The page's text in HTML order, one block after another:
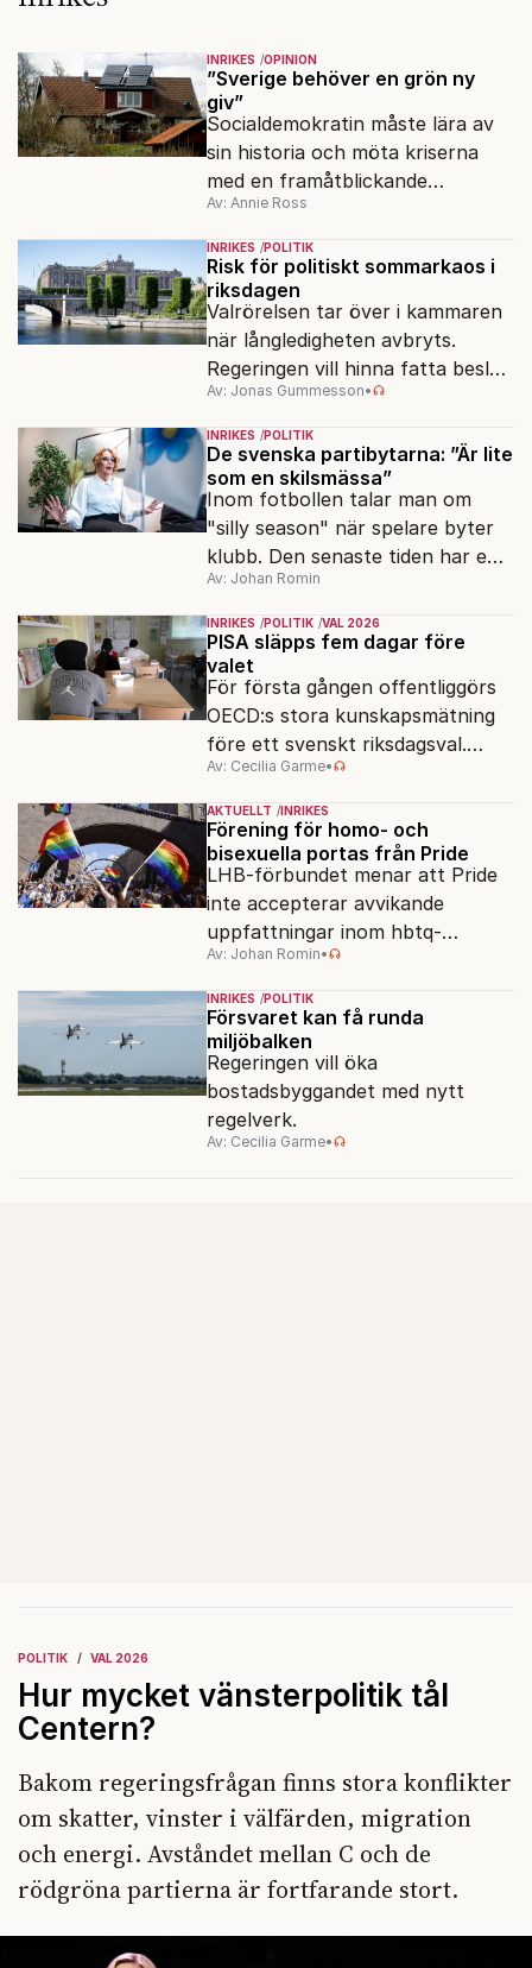
INRIKES OPINION
”Sverige behöver en grön ny
giv”
Socialdemokratin måste lära av
sin historia och möta kriserna
med en framåtblickande
strukturpolitik för att göra
Sverige långsiktigt hållbart,
jämlikt och kriståligt.
Av: Annie Ross
INRIKES POLITIK
Risk för politiskt sommarkaos i
riksdagen
Valrörelsen tar över i kammaren
när långledigheten avbryts.
Regeringen vill hinna fatta beslut
före valet – men oppositionen
ser sin chans att pressa
Tidösidan.
Av: Jonas Gummesson•
INRIKES POLITIK
De svenska partibytarna: ”Är lite
som en skilsmässa”
Inom fotbollen talar man om
"silly season" när spelare byter
klubb. Den senaste tiden har en
rad svenska politiker bytt parti –
men varför, och vad skiljer
partiernas interna kulturer åt?
Av: Johan Romin
INRIKES POLITIK VAL 2026
PISA släpps fem dagar före
valet
För första gången offentliggörs
OECD:s stora kunskapsmätning
före ett svenskt riksdagsval.
Resultatet kan ge skolfrågan ny
kraft under valrörelsens sista
dagar.
Av: Cecilia Garme•
AKTUELLT INRIKES
Förening för homo- och
bisexuella portas från Pride
LHB-förbundet menar att Pride
inte accepterar avvikande
uppfattningar inom hbtq-
rörelsen. "Vi har inga problem
med transpersoner", säger
ordföranden Linn Saarinen.
Av: Johan Romin•
INRIKES POLITIK
Försvaret kan få runda
miljöbalken
Regeringen vill öka
bostadsbyggandet med nytt
regelverk.
Av: Cecilia Garme•
POLITIK VAL 2026
Hur mycket vänsterpolitik tål
Centern?
Bakom regeringsfrågan finns stora konflikter
om skatter, vinster i välfärden, migration
och energi. Avståndet mellan C och de
rödgröna partierna är fortfarande stort.